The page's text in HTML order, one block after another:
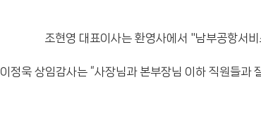
조현영 대표이사는 환영사에서 "남부공항서
이정욱 상임감사는 “사장님과 본부장님 이하 직원들과